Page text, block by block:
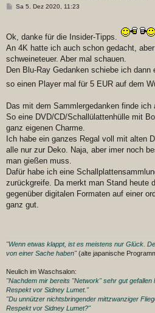
B
r
g
Sa 5. Dez 2020, 11:23
Ok, danke für die Insider-Tipps.
An 4K hatte ich auch schon gedacht,
schweineteuer. Aber mal schauen.
Den Blu-Ray Gedanken schiebe ich
so einen Player mal für 5 EUR auf dem
Das mit dem Sammlergedanken finde ich
So eine DVD/CD/Schallülattenhülle mit
ganz eigenen Charme.
Ich habe ein ganzes Regal voll mit alten
alle nur zur Deko. Naja, aber imer noch
man gießen muss.
Dafür habe ich eine
zurückgreife. Da merkt man Stand heute
gegenüber digitalen Formaten auf einer
ganz gut.
"Wenn etwas klappt, ist es meistens nur Glück.
von einer Sache haben"(alte japanische
Neulich im Waschsalon:
"Nachdem mir bereits "Network" sehr gut gefallen
Respekt vor Sidney Lumet."
"Du unnützer nichtsbringender mittzwanziger
Respekt vor Sidney Lumet?"